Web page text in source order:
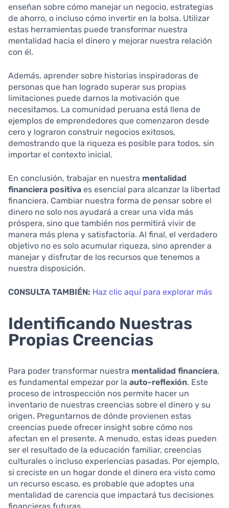
enseñan sobre cómo manejar un negocio, estrategias
de ahorro, o incluso cómo invertir en la bolsa. Utilizar
estas herramientas puede transformar nuestra
mentalidad hacia el dinero y mejorar nuestra relación
con él.
Además, aprender sobre historias inspiradoras de
personas que han logrado superar sus propias
limitaciones puede darnos la motivación que
necesitamos. La comunidad peruana está llena de
ejemplos de emprendedores que comenzaron desde
cero y lograron construir negocios exitosos,
demostrando que la riqueza es posible para todos, sin
importar el contexto inicial.
En conclusión, trabajar en nuestra mentalidad
financiera positiva es esencial para alcanzar la libertad
financiera. Cambiar nuestra forma de pensar sobre el
dinero no solo nos ayudará a crear una vida más
próspera, sino que también nos permitirá vivir de
manera más plena y satisfactoria. Al final, el verdadero
objetivo no es solo acumular riqueza, sino aprender a
manejar y disfrutar de los recursos que tenemos a
nuestra disposición.
CONSULTA TAMBIÉN: Haz clic aquí para explorar más
Identificando Nuestras
Propias Creencias
Para poder transformar nuestra mentalidad financiera,
es fundamental empezar por la auto-reflexión. Este
proceso de introspección nos permite hacer un
inventario de nuestras creencias sobre el dinero y su
origen. Preguntarnos de dónde provienen estas
creencias puede ofrecer insight sobre cómo nos
afectan en el presente. A menudo, estas ideas pueden
ser el resultado de la educación familiar, creencias
culturales o incluso experiencias pasadas. Por ejemplo,
si creciste en un hogar donde el dinero era visto como
un recurso escaso, es probable que adoptes una
mentalidad de carencia que impactará tus decisiones